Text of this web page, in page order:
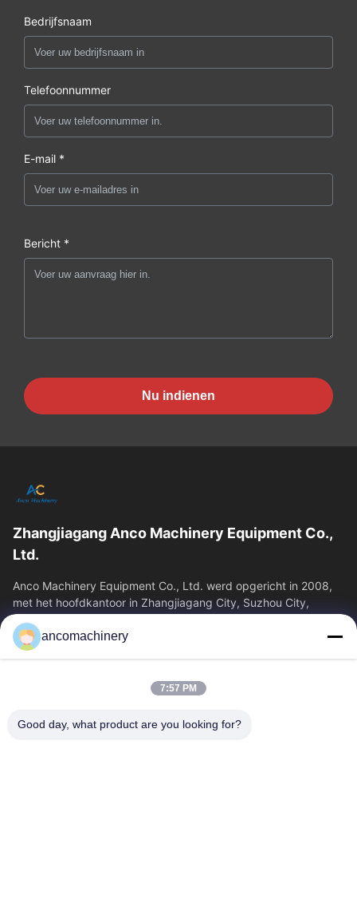
Bedrijfsnaam
Telefoonnummer
E-mail *
Bericht *
Nu indienen
Zhangjiagang Anco Machinery Equipment Co.,
Ltd.
Anco Machinery Equipment Co., Ltd. werd opgericht in 2008,
met het hoofdkantoor in Zhangjiagang City, Suzhou City,
Jiangsu Province. Het is een...
Snelle Links
Over Ons
Fabrieksreis
Kwaliteitscontrole
ancomachinery
7:57 PM
Good day, what product are you looking for?